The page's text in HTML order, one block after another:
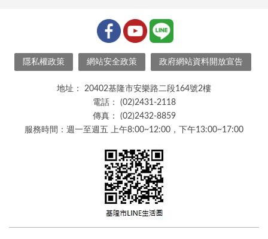
隱私權政策 網站安全政策 政府網站資料開放宣告
地址：
20402基隆市安樂路二段164號2樓
電話：
(02)2431-2118
傳真：
(02)2432-8859
服務時間：週一至週五 上午8:00~12:00，下午13:00~17:00